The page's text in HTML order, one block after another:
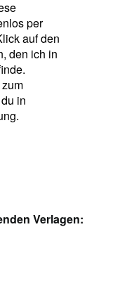
per
auf den
den ich in
in
Verlagen: